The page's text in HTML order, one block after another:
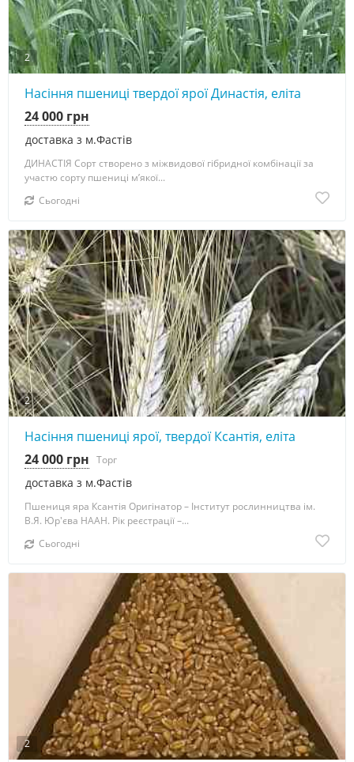
2
Насіння пшениці твердої ярої Династія, еліта
доставка з м.Фастів
24 000 грн
ДИНАСТІЯ Сорт створено з міжвидової гібридної комбінації за
участю сорту пшениці м’якої...
Сьогодні
2
Насіння пшениці ярої, твердої Ксантія, еліта
доставка з м.Фастів
24 000 грн Торг
Пшениця яра Ксантія Оригінатор – Інститут рослинництва ім.
В.Я. Юр'єва НААН. Рік реєстрації –...
Сьогодні
2